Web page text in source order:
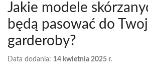
Jakie modele
będą pasować do
garderoby?
Data dodania: 14 kwietnia 2025 r.